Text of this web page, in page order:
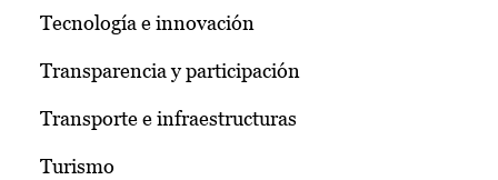
Tecnología e innovación
Transparencia y participación
Transporte e infraestructuras
Turismo